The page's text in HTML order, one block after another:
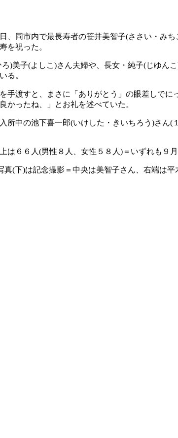
、同市内で最長寿者の笹井美智子(ささい・み
を祝った。
)美子(よしこ)さん夫婦や、長女・純子(じゆん
る。
手渡すと、まさに「ありがとう」の眼差しで
かったね、」とお礼を述べていた。
所中の池下喜一郎(いけした・きいちろう)さん
６６人(男性８人、女性５８人)＝いずれも９
(下)は記念撮影＝中央は美智子さん、右端は平